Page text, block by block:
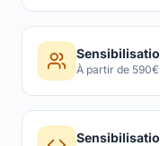
À partir de